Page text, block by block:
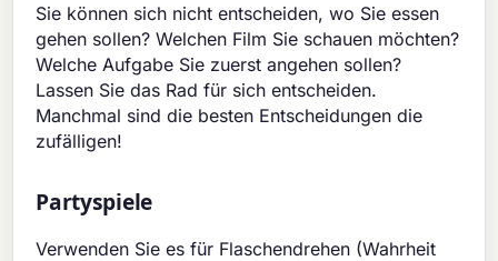
Sie können sich nicht entscheiden, wo Sie essen
gehen sollen? Welchen Film Sie schauen möchten?
Welche Aufgabe Sie zuerst angehen sollen?
Lassen Sie das Rad für sich entscheiden.
Manchmal sind die besten Entscheidungen die
zufälligen!
Partyspiele
Verwenden Sie es für Flaschendrehen (Wahrheit